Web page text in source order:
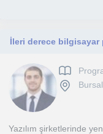
Bursal
Yazılım şirketlerinde